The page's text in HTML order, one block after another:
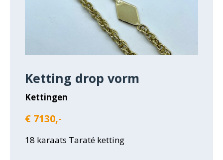
Ketting drop vorm
Kettingen
€ 7130,-
18 karaats Taraté ketting